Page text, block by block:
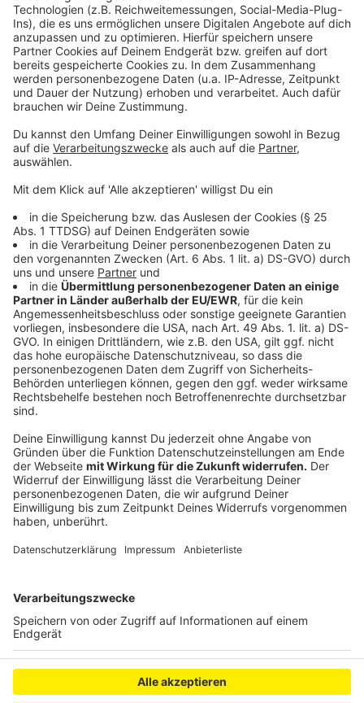
Anzeige
OEM-Versionen – Eine günstige Alternative?
Anzeige
Schaut man sich im Internet um, zum Beispiel bei
Angebote für Windows 10. Teilweise gibt es den
Lizenzschlüssel schon für rund 10 Euro. Dabei handelt
es sich in der Regel um sogenannte OEM-Versionen
Versionen, die eigentlich nur an Händler ausgeliefert
werden, damit sie ihre, für den Verkauf bestimmten
Rechner und Tablets damit ausrüsten können. In
Deutschland gab es vor einiger Zeit ein Gerichtsurteil,
dass den Weiterverkauf solcher Windows und auch
Office-Versionen erlaubt. Allerdings sollte man sich im
Klaren sein, dass Microsoft den Key deaktivieren kann,
wenn sie feststellen, dass der Lizenzschlüssel nicht
zur vorgesehen Hardware passt. Außerdem kann es
vorkommen, dass der Key nur einmal benutzt werden
kann. Insgesamt befindet man sich nach wie vor in
einer rechtlichen Grauzone.
Anzeige
Anzeige